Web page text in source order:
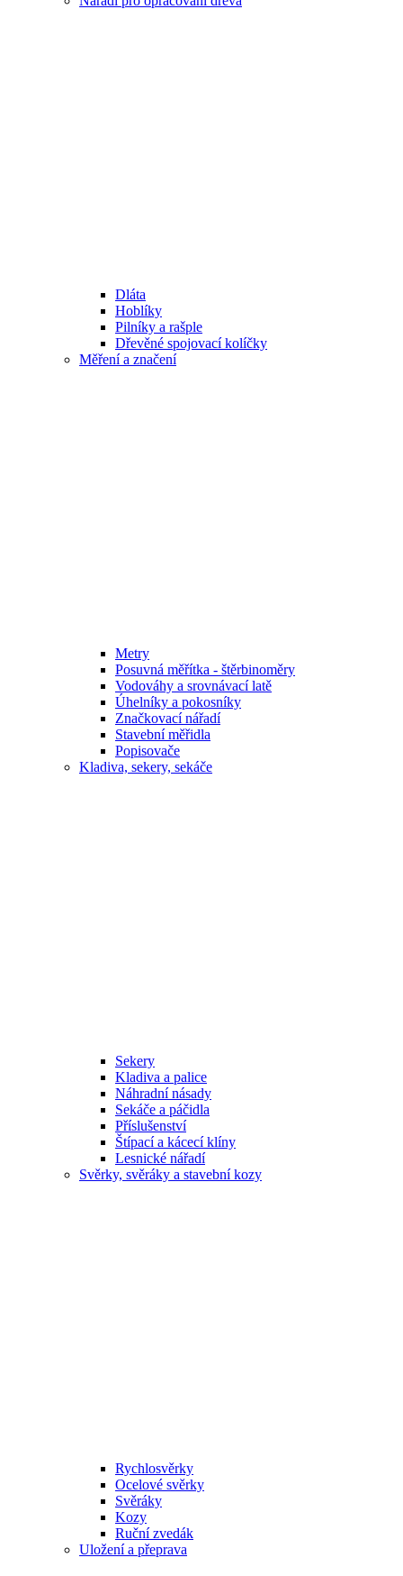
Dláta
Hoblíky
Pilníky a rašple
Dřevěné spojovací kolíčky
Měření a značení
Metry
Posuvná měřítka - štěrbinoměry
Vodováhy a srovnávací latě
Úhelníky a pokosníky
Značkovací nářadí
Stavební měřidla
Popisovače
Kladiva, sekery, sekáče
Sekery
Kladiva a palice
Náhradní násady
Sekáče a páčidla
Příslušenství
Štípací a kácecí klíny
Lesnické nářadí
Svěrky, svěráky a stavební kozy
Rychlosvěrky
Ocelové svěrky
Svěráky
Kozy
Ruční zvedák
Uložení a přeprava